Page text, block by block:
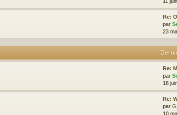
Re:
par
23
Re:
par
18
Re:
par
10